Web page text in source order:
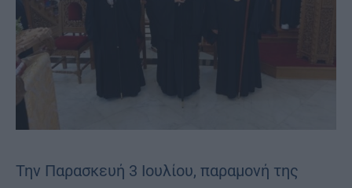
Την Παρασκευή 3 Ιουλίου, παραμονή της